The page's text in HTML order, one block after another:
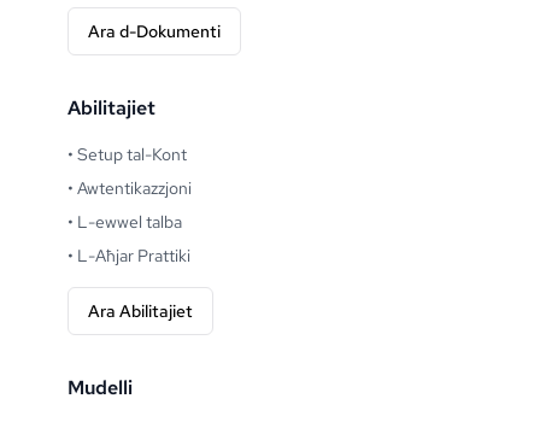
Ara d-Dokumenti
Abilitajiet
• Setup tal-Kont
• Awtentikazzjoni
• L-ewwel talba
• L-Aħjar Prattiki
Ara Abilitajiet
Mudelli